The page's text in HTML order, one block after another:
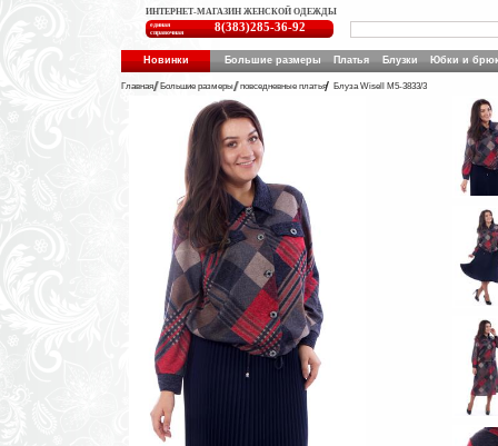
ИНТЕРНЕТ-МАГАЗИН ЖЕНСКОЙ ОДЕЖДЫ
единая
справочная
8(383)285-36-92
Новинки Большие размеры Платья Блузки Юбки и
Главная Большие размеры повседневные платья Блуза Wisell М5-3833/3